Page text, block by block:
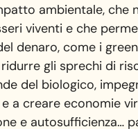
ambientale, che
viventi e che
denaro, come i
gli sprechi di
del biologico,
a creare economie
e autosufficienza…